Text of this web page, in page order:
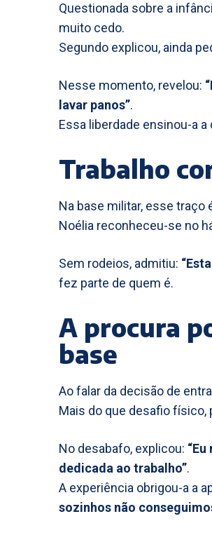
Questionada sobre a
muito cedo.
Segundo explicou, ainda
Nesse momento, revelou:
lavar panos”.
Essa liberdade ensinou-a
Trabalho
Na base militar, esse traço
Noélia reconheceu-se no
Sem rodeios, admitiu:
fez parte de quem é.
A procura
base
Ao falar da decisão de
Mais do que desafio físico,
No desabafo, explicou:
dedicada ao trabalho”.
A experiência obrigou-a a
sozinhos não